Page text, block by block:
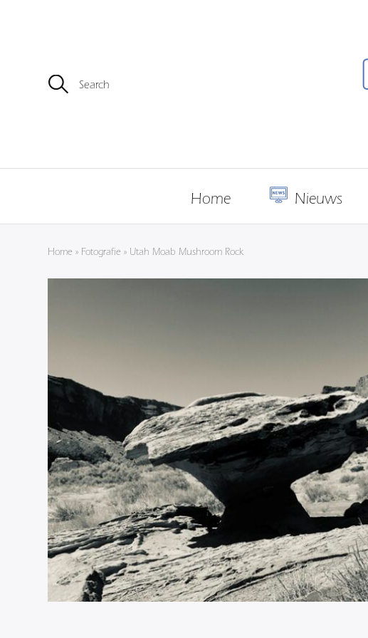
Z
o
a
Home Nieuws
Home » Fotografie » Utah Moab Mushroom Rock